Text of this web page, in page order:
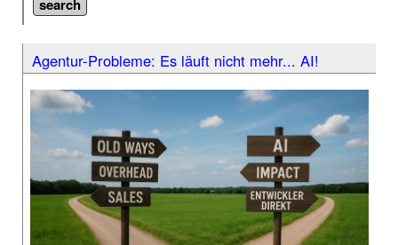
Agentur-Probleme: Es läuft nicht mehr... AI!